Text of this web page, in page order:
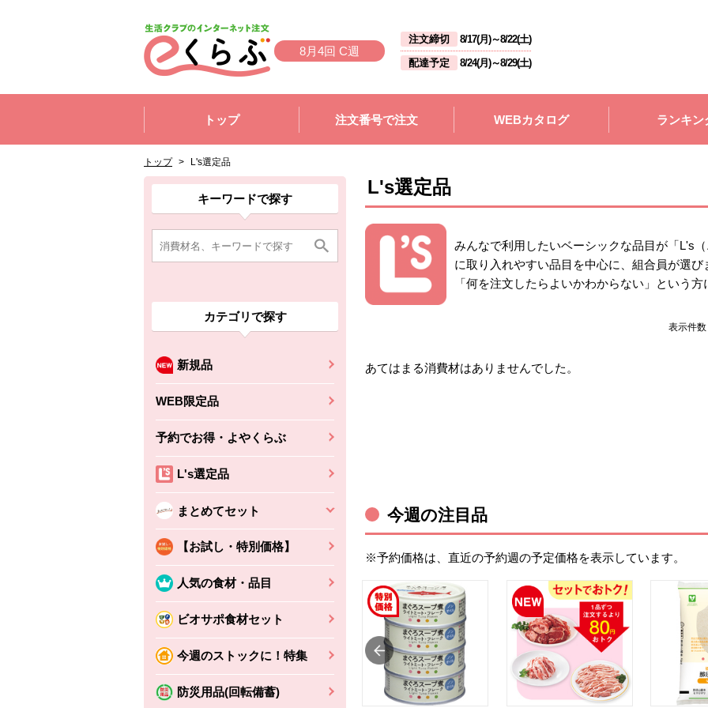
8月4回 C週
注文締切 8/17(月)～8/22(土)
配達予定
8/24(月)～8/29(土)
トップ
注文番号で注文 WEBカタログ ランキン
トップ > L's選定品
ここから消費材検索メニューです。
キーワードで探す
カテゴリで探す
新規品
WEB限定品
予約でお得・よやくらぶ
L's選定品
まとめてセット
【お試し・特別価格】
人気の食材・品目
ビオサポ食材セット
今週のストックに！特集
防災用品(回転備蓄)
消費材検索メニューここまで。
ここから本文です。
ここから組合員向けメニューです。
組合員向けメニューここまで。
ここから本文です。 L's選定品
みんなで利用したいベーシックな品目が「L's
に取り入れやすい品目を中心に、組合員が選
「何を注文したらよいかわからない」という
表示件数
あてはまる消費材はありませんでした。
今週の注目品
※予約価格は、直近の予約週の予定価格を表示しています。